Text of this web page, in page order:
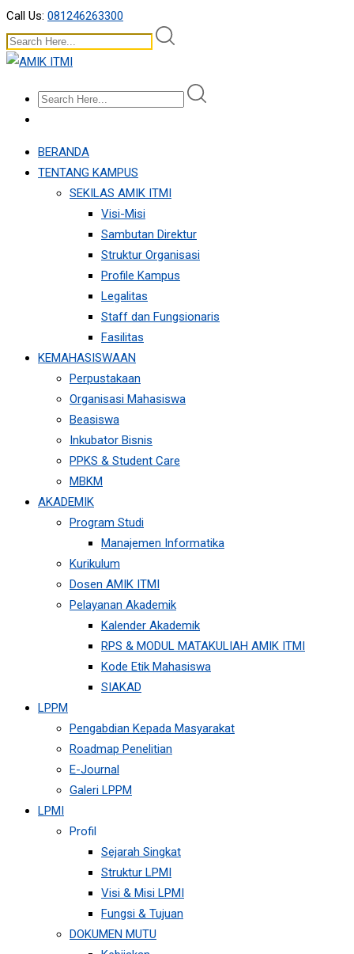
Call Us: 081246263300
BERANDA
TENTANG KAMPUS
SEKILAS AMIK ITMI
Visi-Misi
Sambutan Direktur
Struktur Organisasi
Profile Kampus
Legalitas
Staff dan Fungsionaris
Fasilitas
KEMAHASISWAAN
Perpustakaan
Organisasi Mahasiswa
Beasiswa
Inkubator Bisnis
PPKS & Student Care
MBKM
AKADEMIK
Program Studi
Manajemen Informatika
Kurikulum
Dosen AMIK ITMI
Pelayanan Akademik
Kalender Akademik
RPS & MODUL MATAKULIAH AMIK ITMI
Kode Etik Mahasiswa
SIAKAD
LPPM
Pengabdian Kepada Masyarakat
Roadmap Penelitian
E-Journal
Galeri LPPM
LPMI
Profil
Sejarah Singkat
Struktur LPMI
Visi & Misi LPMI
Fungsi & Tujuan
DOKUMEN MUTU